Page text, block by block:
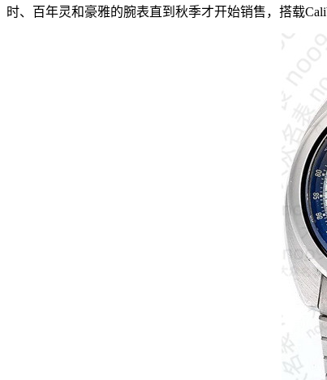
时、百年灵和豪雅的腕表直到秋季才开始销售，搭载